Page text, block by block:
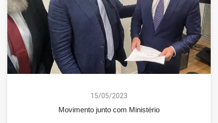
15/05/2023
Movimento junto com Ministério